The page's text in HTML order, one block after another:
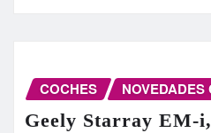
COCHES NOVEDADES
Geely Starray EM-